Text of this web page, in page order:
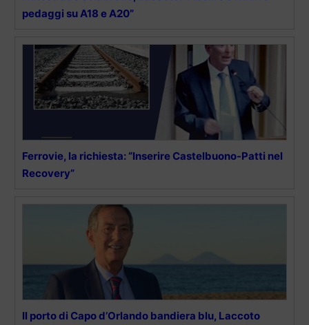
pedaggi su A18 e A20”
Ferrovie, la richiesta: “Inserire Castelbuono-Patti nel
Recovery”
Il porto di Capo d’Orlando bandiera blu, Laccoto